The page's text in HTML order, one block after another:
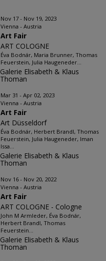
Nov 17 - Nov 19, 2023
Vienna - Austria
Art Fair
ART COLOGNE
Éva Bodnár, Maria Brunner, Thomas
Feuerstein, Julia Haugeneder...
Galerie Elisabeth & Klaus
Thoman
Mar 31 - Apr 02, 2023
Vienna - Austria
Art Fair
Art Düsseldorf
Éva Bodnár, Herbert Brandl, Thomas
Feuerstein, Julia Haugeneder, Iman
Issa...
Galerie Elisabeth & Klaus
Thoman
Nov 16 - Nov 20, 2022
Vienna - Austria
Art Fair
ART COLOGNE - Cologne
John M Armleder, Éva Bodnár,
Herbert Brandl, Thomas
Feuerstein...
Galerie Elisabeth & Klaus
Thoman